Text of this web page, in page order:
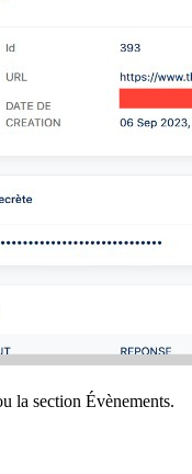
la section Évènements.